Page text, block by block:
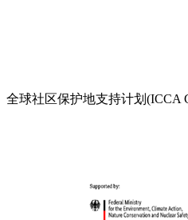
全球社区保护地支持计划(ICCA